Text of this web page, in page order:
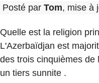
Posté par Tom, mise à
Quelle est la religion
L'Azerbaïdjan est
des trois cinquièmes de
un tiers sunnite .